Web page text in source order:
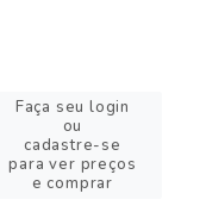
Faça seu login
ou
cadastre-se
para ver preços
e comprar